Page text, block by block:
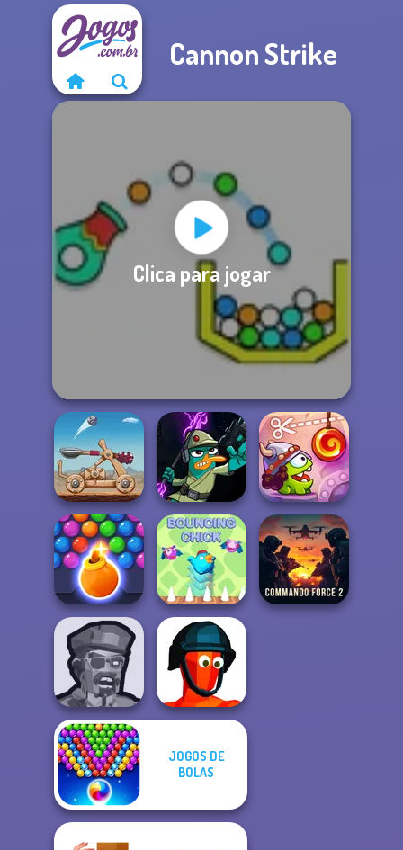
Cannon Strike
Clica para jogar
Clash of Stone
Agent P Rebel
Spy
Cut The Rope:
Time Travel
Bubble Shooter
HD 3
Bouncing Chick
Zombies
Shooter
JOGOS DE
BOLAS